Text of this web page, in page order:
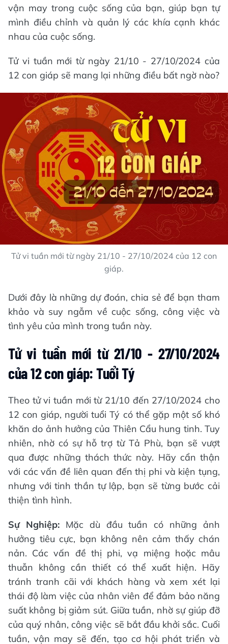
vận may trong cuộc sống của bạn, giúp bạn tự
mình điều chỉnh và quản lý các khía cạnh khác
nhau của cuộc sống.
Tử vi tuần mới từ ngày 21/10 - 27/10/2024 của
12 con giáp sẽ mang lại những điều bất ngờ nào?
Tử vi tuần mới từ ngày 21/10 - 27/10/2024 của 12 con
giáp.
Dưới đây là những dự đoán, chia sẻ để bạn tham
khảo và suy ngẫm về cuộc sống, công việc và
tình yêu của mình trong tuần này.
Tử vi tuần mới từ 21/10 - 27/10/2024
của 12 con giáp: Tuổi Tý
Theo tử vi tuần mới từ 21/10 đến 27/10/2024 cho
12 con giáp, người tuổi Tý có thể gặp một số khó
khăn do ảnh hưởng của Thiên Cẩu hung tinh. Tuy
nhiên, nhờ có sự hỗ trợ từ Tả Phù, bạn sẽ vượt
qua được những thách thức này. Hãy cẩn thận
với các vấn đề liên quan đến thị phi và kiện tụng,
nhưng với tinh thần tự lập, bạn sẽ từng bước cải
thiện tình hình.
Sự Nghiệp:Mặc dù đầu tuần có những ảnh
hưởng tiêu cực, bạn không nên cảm thấy chán
nản. Các vấn đề thị phi, vạ miệng hoặc mâu
thuẫn không cần thiết có thể xuất hiện. Hãy
tránh tranh cãi với khách hàng và xem xét lại
thái độ làm việc của nhân viên để đảm bảo năng
suất không bị giảm sút. Giữa tuần, nhờ sự giúp đỡ
của quý nhân, công việc sẽ bắt đầu khởi sắc. Cuối
tuần, vận may sẽ đến, tạo cơ hội phát triển và